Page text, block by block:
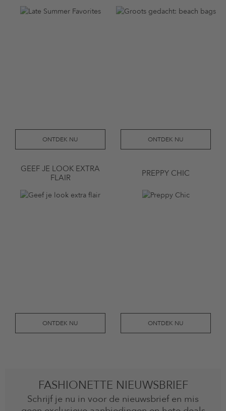
ONTDEK NU ONTDEK NU
GEEF JE LOOK EXTRA
FLAIR
ONTDEK NU
PREPPY CHIC
ONTDEK NU
FASHIONETTE NIEUWSBRIEF
Schrijf je nu in voor de nieuwsbrief en mis